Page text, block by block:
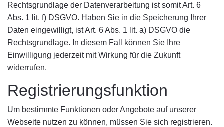
Rechtsgrundlage der Datenverarbeitung ist somit Art. 6
Abs. 1 lit. f) DSGVO. Haben Sie in die Speicherung Ihrer
Daten eingewilligt, ist Art. 6 Abs. 1 lit. a) DSGVO die
Rechtsgrundlage. In diesem Fall können Sie Ihre
Einwilligung jederzeit mit Wirkung für die Zukunft
widerrufen.
Registrierungsfunktion
Um bestimmte Funktionen oder Angebote auf unserer
Webseite nutzen zu können, müssen Sie sich registrieren.